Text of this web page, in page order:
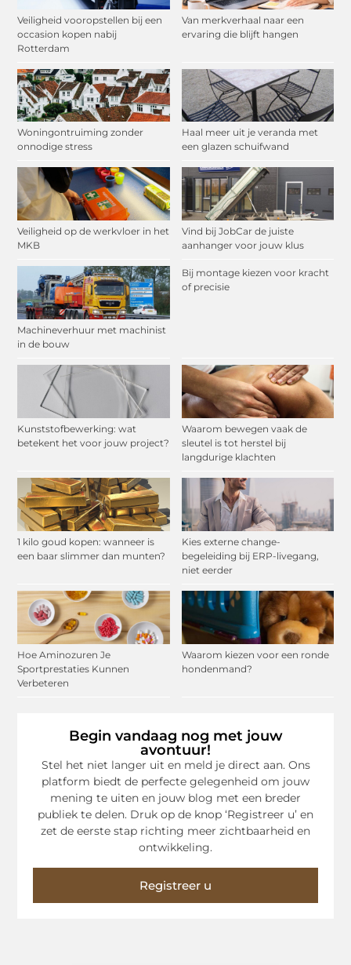
Veiligheid vooropstellen bij een
occasion kopen nabij
Rotterdam
Van merkverhaal naar een
ervaring die blijft hangen
Woningontruiming zonder
onnodige stress
Haal meer uit je veranda met
een glazen schuifwand
Veiligheid op de werkvloer in het
MKB
Vind bij JobCar de juiste
aanhanger voor jouw klus
Machineverhuur met machinist
in de bouw
Bij montage kiezen voor kracht
of precisie
Kunststofbewerking: wat
betekent het voor jouw project?
Waarom bewegen vaak de
sleutel is tot herstel bij
langdurige klachten
1 kilo goud kopen: wanneer is
een baar slimmer dan munten?
Kies externe change-
begeleiding bij ERP-livegang,
niet eerder
Hoe Aminozuren Je
Sportprestaties Kunnen
Verbeteren
Waarom kiezen voor een ronde
hondenmand?
Begin vandaag nog met jouw
avontuur!
Stel het niet langer uit en meld je direct aan. Ons
platform biedt de perfecte gelegenheid om jouw
mening te uiten en jouw blog met een breder
publiek te delen. Druk op de knop ‘Registreer u’ en
zet de eerste stap richting meer zichtbaarheid en
ontwikkeling.
Registreer u